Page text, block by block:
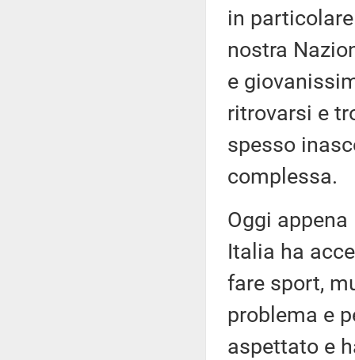
in
nostra
e
ritrovarsi e
spesso
complessa.
Oggi
Italia ha
fare sport,
problema e
aspettato e